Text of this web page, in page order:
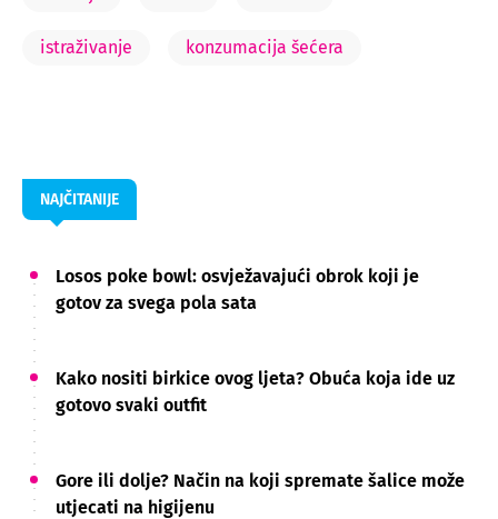
istraživanje konzumacija šećera
NAJČITANIJE
Losos poke bowl: osvježavajući obrok koji je
gotov za svega pola sata
Kako nositi birkice ovog ljeta? Obuća koja ide uz
gotovo svaki outfit
Gore ili dolje? Način na koji spremate šalice može
utjecati na higijenu